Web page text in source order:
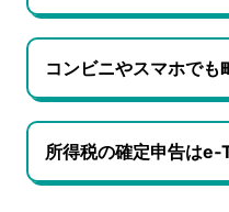
コンビニやスマホで
所得税の確定申告は